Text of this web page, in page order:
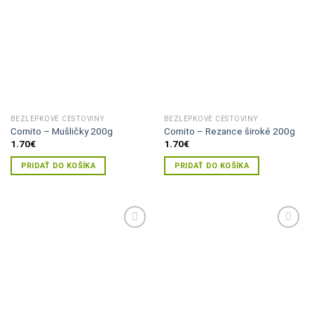
BEZLEPKOVÉ CESTOVINY
Cornito – Mušličky 200g
1.70€
PRIDAŤ DO KOŠÍKA
BEZLEPKOVÉ CESTOVINY
Cornito – Rezance široké 200g
1.70€
PRIDAŤ DO KOŠÍKA